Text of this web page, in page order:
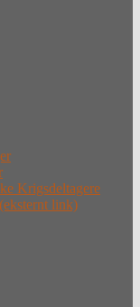
Krigsdeltagere
link)